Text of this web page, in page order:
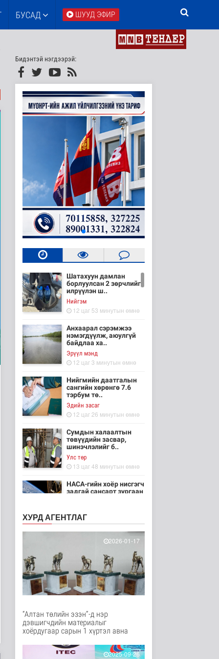
БУСАД ШУУД ЭФИР
Бидэнтэй нэгдээрэй:
Шатахуун дамлан
борлуулсан 2 зөрчлийг
илрүүлэн ш..
Нийгэм
12 цаг 53 минутын өмнө
Анхаарал сэрэмжээ
нэмэгдүүлж, аюулгүй
байдлаа ха..
Эрүүл мэнд
12 цаг 3 минутын өмнө
Нийгмийн даатгалын
сангийн хөрөнгө 7.6
тэрбум тө..
Эдийн засаг
12 цаг 26 минутын өмнө
Сумдын халаалтын
төвүүдийн засвар,
шинэчлэлийг б..
Улс төр
13 цаг 48 минутын өмнө
НАСА-гийн хоёр нисгэгч
задгай сансарт зургаан
13 цаг 3 минутын өмнө
хамгаалахын тулд
Канадын иргэд мод бэ..
Дэлхийд
13 цаг 10 минутын өмнө
ЦАГ АГААР:
Улаанбаатарт шөнөдөө
Байгаль орчин
14 цаг 30 минутын өмнө
зөрчлийг E-Mongolia
системээр да..
ХУРД АГЕНТЛАГ
2026-01-17
“Алтан төлийн эзэн”-д нэр
дэвшигчдийн материалыг
хоёрдугаар сарын 1 хүртэл авна
2025-09-26